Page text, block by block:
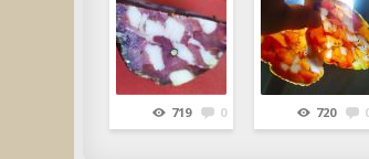
719 0 720